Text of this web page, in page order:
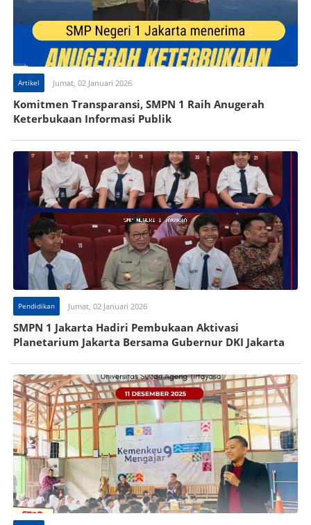
Artikel Jumat, 02 Januari 2026
Komitmen Transparansi, SMPN 1 Raih Anugerah
Keterbukaan Informasi Publik
Pendidikan Jumat, 02 Januari 2026
SMPN 1 Jakarta Hadiri Pembukaan Aktivasi
Planetarium Jakarta Bersama Gubernur DKI Jakarta